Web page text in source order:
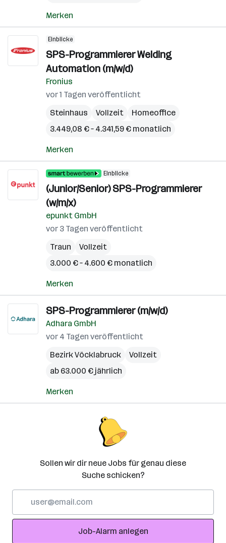
Merken
Einblicke
SPS-Programmierer Welding
Automation (m/w/d)
Fronius
vor 1 Tagen veröffentlicht
Steinhaus
Vollzeit
Homeoffice
3.449,08 € – 4.341,59 € monatlich
Merken
Einblicke
(Junior/Senior) SPS-Programmierer
(w/m/x)
epunkt GmbH
vor 3 Tagen veröffentlicht
Traun
Vollzeit
3.000 € – 4.600 € monatlich
Merken
SPS-Programmierer (m/w/d)
Adhara GmbH
vor 4 Tagen veröffentlicht
Bezirk Vöcklabruck
Vollzeit
ab 63.000 € jährlich
Merken
Sollen wir dir neue Jobs für genau diese
Suche schicken?
Adresse
Job-Alarm anlegen